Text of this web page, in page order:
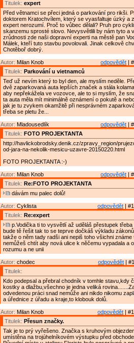
Titulek: expert
Před větnamci se přeci jedná o parkování pro rikši.
doktorem Kratochvílem, který se vyasfaltuje úzký a
expert nerozumí. Proč to vůbec dělali? Pruh pro
skanzemu sprosté slovo. Nevysvětlili by nám tyto a
zrůdnosti zde naši dopravní experti na městě pan
Málek, kteří tuto stavbu povolovali. Jinak celkově
Chotěboř dobrý.
odpovědět |
Autor: Milan Knob
Titulek: Parkování u vietnamců
Teď už nevím který to byl den, ale myslím neděle.
dvě zaparkovaná auta lepších značek a stála
aby nepřekážela ve vozovce, ale to si myslím, že
ta auta měla mít minimálně oznámení o pokutě a
jak je tu zvykem okamžitě při nesprávném
třeba se pletu že...
odpovědět |
Autor: Mladousedlík
Titulek: FOTO PROJEKTANTA
http://havlickobrodsky.denik.cz/zpravy_region/
od-jara-na-nekolik-mesicu-uzavre-20150220.html
FOTO PROJEKTANTA :-)
odpovědět |
Autor: Milan Knob
Titulek: Re:FOTO PROJEKTANTA
dávám mu palec dolů!
odpovědět |
Autor: Cyklista
Titulek: Re:expert
p.Vodička ti to vysvětlí až uděláš přestupek
bude tě řešit tak to se teprve dočkáš výkladu
takže o něm tady radši ani nepiš toho všichni známe
nemůžeš chtít aby nová ulice k něčemu vypadala a
rozumu a ne unii
odpovědět |
Autor: chodec
Titulek:
Kdo podepsal a přebral chodník v tomhle stavu,kdy
kostky a dlažbu,všechno je jedna veliká
odvedenou práci snad nemůže ani nikdo nikomu
a úřednice z úřadu a kraje,to klobouk dolů.
odpovědět |
Autor: Milan Knob
Titulek: Přesun značky.
Tak je to prý vyřešeno. Značka s kruhovým
umístěna na trojúhelníkovém výstupku před